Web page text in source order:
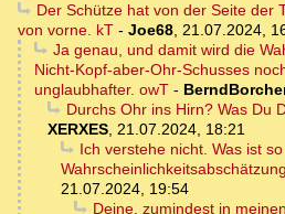
Der Schütze hat von der Seite der
von vorne. kT - Joe68, 21.07.2024,
Ja genau, und damit wird die
Nicht-Kopf-aber-Ohr-Schusses
unglaubhafter. owT -
Durchs Ohr ins Hirn? Was Du
XERXES, 21.07.2024, 18:21
Ich verstehe nicht. Was ist
21.07.2024, 19:54
Deine, zumindest in